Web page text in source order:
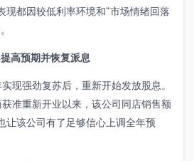
现都因较低利率环境和“市场情绪回落
提高预期并恢复派息
现强劲复苏后，重新开始发放股息。
准重新开业以来，该公司同店销售额
让该公司有了足够信心上调全年预